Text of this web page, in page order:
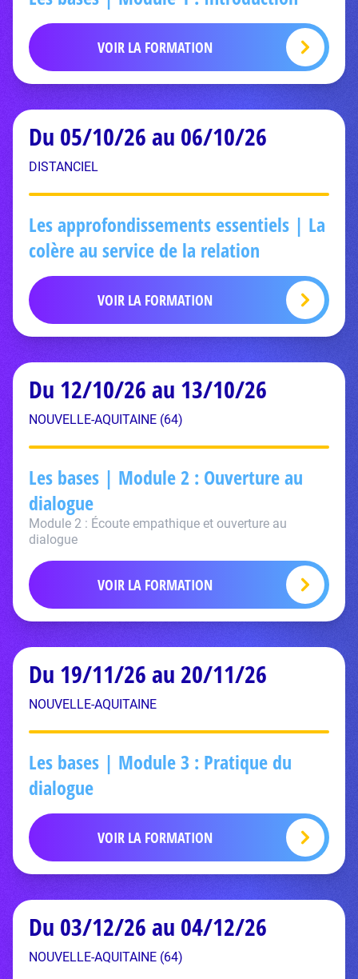
VOIR LA FORMATION
Du 05/10/26 au 06/10/26
DISTANCIEL
Les approfondissements essentiels | La
colère au service de la relation
VOIR LA FORMATION
Du 12/10/26 au 13/10/26
NOUVELLE-AQUITAINE (64)
Les bases | Module 2 : Ouverture au
dialogue
Module 2 : Écoute empathique et ouverture au
dialogue
VOIR LA FORMATION
Du 19/11/26 au 20/11/26
NOUVELLE-AQUITAINE
Les bases | Module 3 : Pratique du
dialogue
VOIR LA FORMATION
Du 03/12/26 au 04/12/26
NOUVELLE-AQUITAINE (64)